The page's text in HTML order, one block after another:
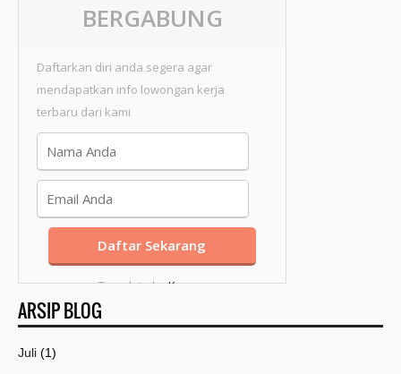
BERGABUNG
Daftarkan diri anda segera agar
mendapatkan info lowongan kerja
terbaru dari kami
Template byKang
Mousir
ARSIP BLOG
Juli (1)